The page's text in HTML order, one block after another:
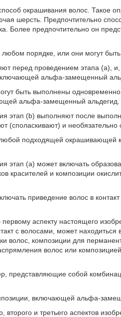
окрашивания волос. Такое
шерсть. Предпочтительно
Более предпочтительно он
порядке, или они могут
перед проведением этапа (а),
альфа-замещенный
быть выполнены
альфа-замещенный альдегид.
этап (b) выполняют после
(споласкивают) и необязательно
подходящей окрашивающей
этап (а) может включать
красителей и композиции
приведение волос в
аспекту настоящего
с волосами, может находиться
волос, композиции для
волос или
представляющие собой
включающей альфа-
и третьего аспектов